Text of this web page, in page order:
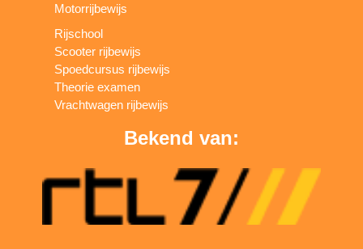
Motorrijbewijs
Rijschool
Scooter rijbewijs
Spoedcursus rijbewijs
Theorie examen
Vrachtwagen rijbewijs
Bekend van: